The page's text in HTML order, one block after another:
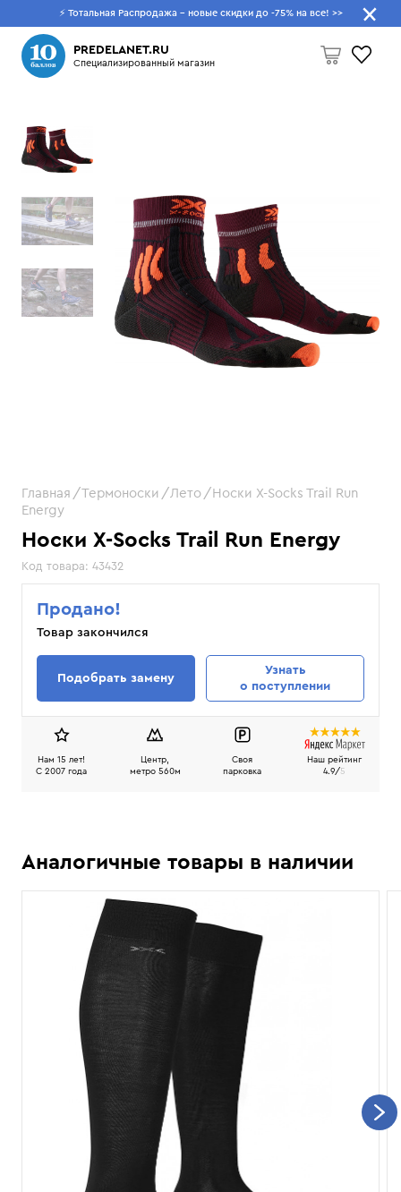
⚡ Тотальная Распродажа - новые скидки до -75% на все! >>
PREDELANET.RU
Специализированный магазин
Пусто
Что будем искать?
Носки X-Socks Trail Run Energy
Код товара: 43432
Главная Термоноски Лето
Носки X-Socks Trail Run
Energy
Продано!
Товар закончился
Подобрать замену
Узнать
о поступлении
Нам 15 лет!
C 2007 года
Центр,
метро 560м
Своя
парковка
Наш рейтинг
4.9/5
Аналогичные товары в наличии